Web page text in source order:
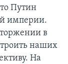
Путин
империи.
в
наших
На